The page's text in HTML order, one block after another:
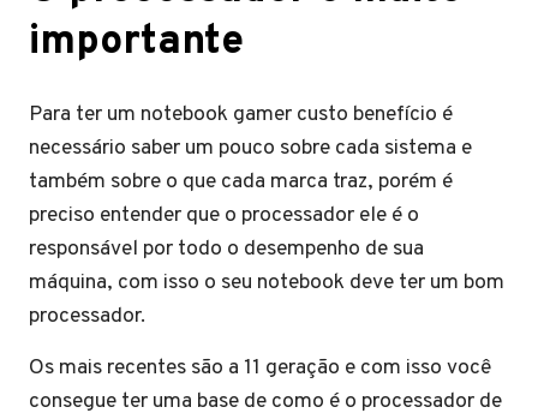
importante
Para ter um notebook gamer custo benefício é
necessário saber um pouco sobre cada sistema e
também sobre o que cada marca traz, porém é
preciso entender que o processador ele é o
responsável por todo o desempenho de sua
máquina, com isso o seu notebook deve ter um bom
processador.
Os mais recentes são a 11 geração e com isso você
consegue ter uma base de como é o processador de